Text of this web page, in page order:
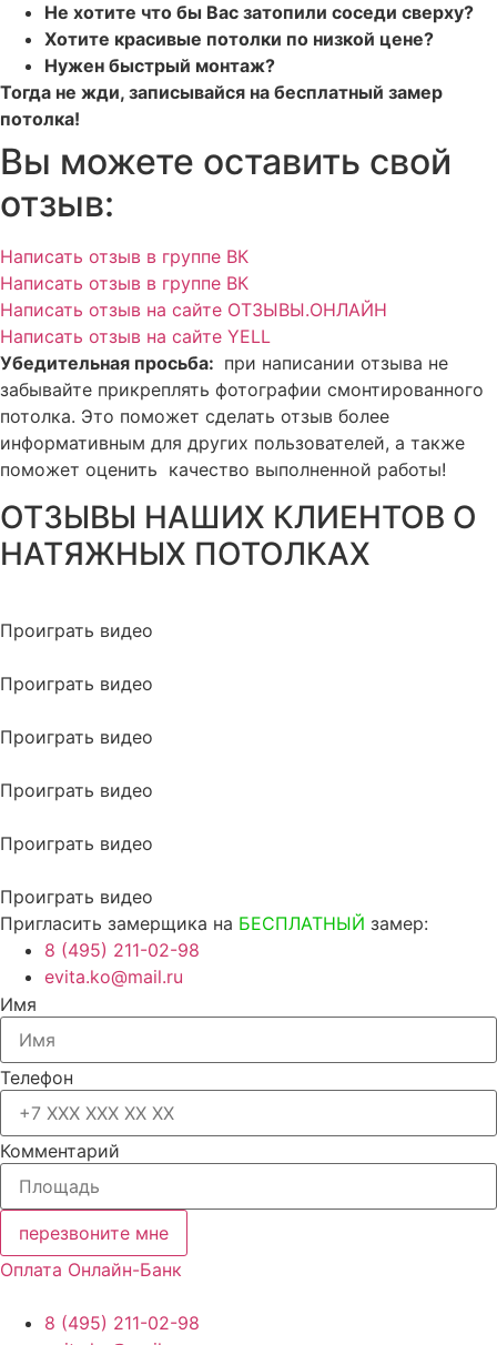
Не хотите что бы Вас затопили соседи сверху?
Хотите красивые потолки по низкой цене?
Нужен быстрый монтаж?
Тогда не жди, записывайся на бесплатный замер
потолка!
Вы можете оставить свой
отзыв:
Написать отзыв в группе ВК
Написать отзыв в группе ВК
Написать отзыв на сайте ОТЗЫВЫ.ОНЛАЙН
Написать отзыв на сайте YELL
Убедительная просьба: при написании отзыва не
забывайте прикреплять фотографии смонтированного
потолка. Это поможет сделать отзыв более
информативным для других пользователей, а также
поможет оценить качество выполненной работы!
ОТЗЫВЫ НАШИХ КЛИЕНТОВ О
НАТЯЖНЫХ ПОТОЛКАХ
Проиграть видео
Проиграть видео
Проиграть видео
Проиграть видео
Проиграть видео
Проиграть видео
Пригласить замерщика на БЕСПЛАТНЫЙ замер:
8 (495) 211-02-98
evita.ko@mail.ru
Имя
Телефон
Комментарий
перезвоните мне
Оплата Онлайн-Банк
8 (495) 211-02-98